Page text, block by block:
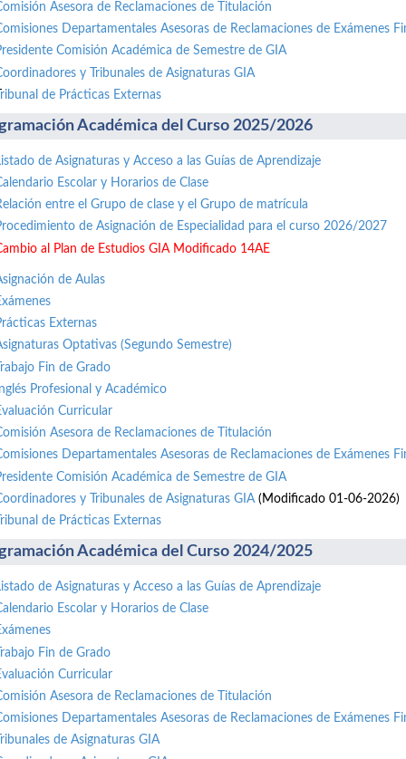
Asesora de Reclamaciones de Titulación
Departamentales Asesoras de Reclamaciones de Exámenes
Comisión Académica de Semestre de GIA
y Tribunales de Asignaturas GIA
ribunal de Prácticas Externas
Académica del Curso 2025/2026
de Asignaturas y Acceso a las Guías de Aprendizaje
Escolar y Horarios de Clase
entre el Grupo de clase y el Grupo de matrícula
de Asignación de Especialidad para el curso 2026/2027
al Plan de Estudios GIA Modificado 14AE
de Aulas
Externas
Optativas (Segundo Semestre)
Fin de Grado
Profesional y Académico
Curricular
Asesora de Reclamaciones de Titulación
Departamentales Asesoras de Reclamaciones de Exámenes
Comisión Académica de Semestre de GIA
y Tribunales de Asignaturas GIA (Modificado 01-06-2026)
de Prácticas Externas
Académica del Curso 2024/2025
de Asignaturas y Acceso a las Guías de Aprendizaje
Escolar y Horarios de Clase
Fin de Grado
Curricular
Asesora de Reclamaciones de Titulación
Departamentales Asesoras de Reclamaciones de Exámenes
de Asignaturas GIA